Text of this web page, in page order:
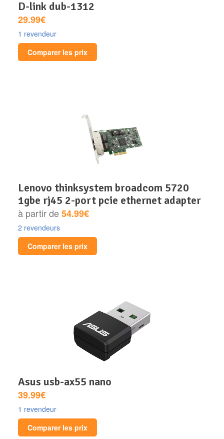
d-link dub-1312
29.99€
1 revendeur
Comparer les prix
lenovo thinksystem broadcom 5720
1gbe rj45 2-port pcie ethernet adapter
à partir de54.99€
2 revendeurs
Comparer les prix
asus usb-ax55 nano
39.99€
1 revendeur
Comparer les prix